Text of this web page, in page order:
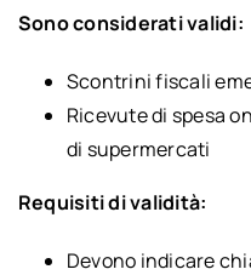
Sono considerati validi:
Scontrini fiscali
Ricevute di spesa
di supermercati
Requisiti di validità:
Devono indicare